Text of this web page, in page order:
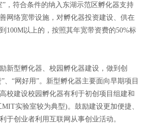
”，符合条件的纳入东湖示范区孵化器支持
网络宽带设施，对孵化器投资建设、供在
100M以上的，按照其年宽带资费的50%标
型孵化器、校园孵化器建设，做到创
、“网好用”。新型孵化器主要面向早期项目
校建设校园孵化器有利于初创项目组建和
实验室较为典型)。鼓励建设更加便捷、
于创业者利用互联网从事创业活动。